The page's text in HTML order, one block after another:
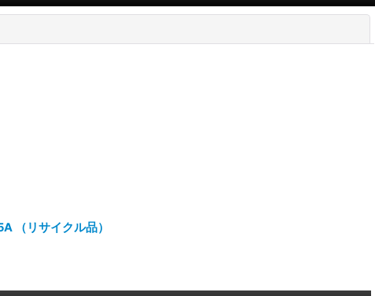
（リサイクル品）